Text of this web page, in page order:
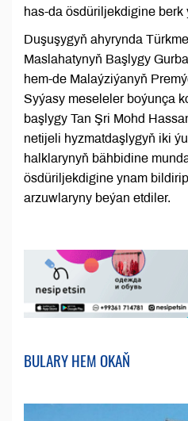
has-da ösdüriljekdigine berk
Duşuşygyň ahyrynda
Maslahatynyň Başlygy
hem-de Malaýziýanyň
Syýasy meseleler boýunça
başlygy Tan Şri Mohd
netijeli hyzmatdaşlygyň iki
halklarynyň bähbidine
ösdüriljekdigine ynam
arzuwlaryny beýan etdiler.
BULARY HEM OKAŇ